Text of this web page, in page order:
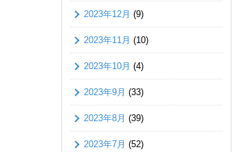
2023年12月 (9)
2023年11月 (10)
2023年10月 (4)
2023年9月 (33)
2023年8月 (39)
2023年7月 (52)